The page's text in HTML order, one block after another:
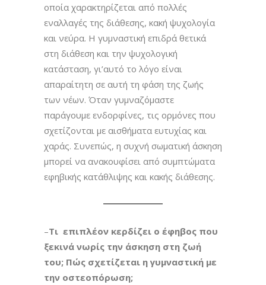
οποία χαρακτηρίζεται από πολλές
εναλλαγές της διάθεσης, κακή ψυχολογία
και νεύρα. Η γυμναστική επιδρά θετικά
στη διάθεση και την ψυχολογική
κατάσταση, γι’αυτό το λόγο είναι
απαραίτητη σε αυτή τη φάση της ζωής
των νέων. Όταν γυμναζόμαστε
παράγουμε ενδορφίνες, τις ορμόνες που
σχετίζονται με αισθήματα ευτυχίας και
χαράς. Συνεπώς, η συχνή σωματική άσκηση
μπορεί να ανακουφίσει από συμπτώματα
εφηβικής κατάθλιψης και κακής διάθεσης.
–Τι επιπλέον κερδίζει ο έφηβος που
ξεκινά νωρίς την άσκηση στη ζωή
του; Πώς σχετίζεται η γυμναστική με
την οστεοπόρωση;